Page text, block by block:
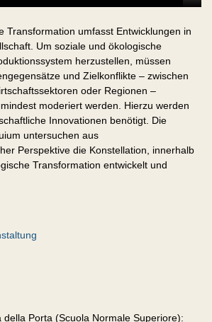
Transformation umfasst Entwicklungen in
Um soziale und ökologische
herzustellen, müssen
und Zielkonflikte – zwischen
oder Regionen –
moderiert werden. Hierzu werden
Innovationen benötigt. Die
untersuchen aus
Perspektive die Konstellation, innerhalb
Transformation entwickelt und
della Porta (Scuola Normale Superiore):